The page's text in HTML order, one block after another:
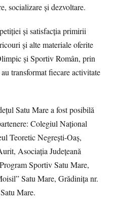
socializare și dezvoltare.
și satisfacția primirii
și alte materiale oferite
și Sportiv Român, prin
transformat fiecare activitate
Satu Mare a fost posibilă
Colegiul Național
Teoretic Negrești-Oaș,
Asociația Județeană
Sportiv Satu Mare,
Satu Mare, Grădinița nr.
Mare.